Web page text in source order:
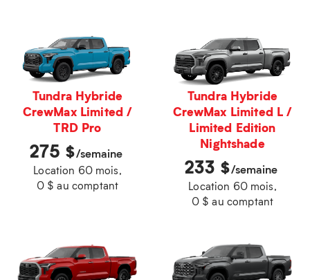
Tundra Hybride
CrewMax Limited /
TRD Pro
275 $/semaine
Location 60 mois,
0 $ au comptant
Tundra Hybride
CrewMax Limited L /
Limited Edition
Nightshade
233 $/semaine
Location 60 mois,
0 $ au comptant